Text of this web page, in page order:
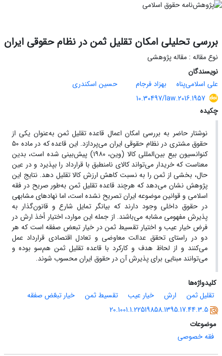
بررسی تحلیلی امکان تقلیل ثمن در نظام حقوقی ایران
نوع مقاله : مقاله پژوهشی
نویسندگان
علی اسلامی‌پناه
بهزاد فرجام
حسین اسکندری
10.30497/law.2016.1957
چکیده
نوشتار حاضر به بررسی امکان اعمال قاعده تقلیل ثمن به‌عنوان یکی از
حقوق مشتری در نظام حقوقی ایران می‌پردازد. این قاعده که در ماده ۵۰
کنوانسیون بیع بین‌المللی کالا (وین، ۱۹۸۰) پیش‌بینی شده است، بدین
معناست که خریدار می‌تواند کالای نامنطبق با قرارداد را بپذیرد و در عین
حال، بخشی از ثمن را به نسبت کاهش ارزش کالا تقلیل دهد. نتایج این
پژوهش نشان می‌دهد که هرچند قاعده تقلیل ثمن به‌طور صریح در فقه
اسلامی و قوانین موضوعه ایران تصریح نشده است، اما نهادهای مشابهی
در حقوق داخلی وجود دارند که بیانگر تمایل شارع و قانون‌گذار به
پذیرش مفهومی مشابه می‌باشند. از جمله این موارد، اختیار أخذ ارش در
فرض خیار عیب و اختیار تقسیط ثمن در خیار تبعض صفقه است که هر
دو در راستای تحقق عدالت معاوضی و تعادل اقتصادی قرارداد عمل
می‌کنند و از لحاظ هدف و کارکرد با قاعده تقلیل ثمن هم‌سو بوده و
می‌توانند مبنایی برای پذیرش آن در حقوق ایران محسوب شوند.
کلیدواژه‌ها
تقلیل ثمن
ارش خیار عیب تقسیط ثمن
خیار تبعّض صفقه
20.1001.1.22519858.1395.17.44.3.5
موضوعات
فقه خصوصی